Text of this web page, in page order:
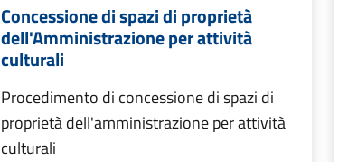
Concessione di spazi di proprietà
dell'Amministrazione per attività
culturali
Procedimento di concessione di spazi di
proprietà dell'amministrazione per attività
culturali